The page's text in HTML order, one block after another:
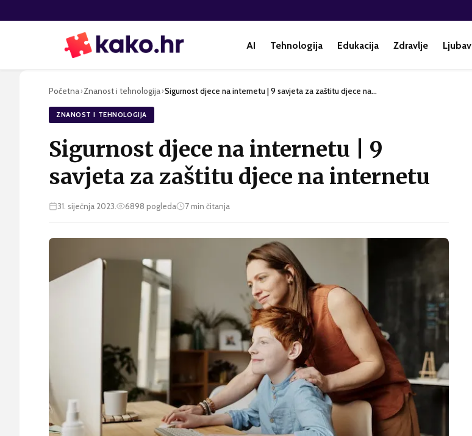
AI Tehnologija Edukacija Zdravlje Ljubav
Početna›Znanost i tehnologija›Sigurnost djece na internetu | 9 savjeta za zaštitu djece na…
ZNANOST I TEHNOLOGIJA
Sigurnost djece na internetu | 9
savjeta za zaštitu djece na internetu
31. siječnja 2023. 6898 pogleda 7min čitanja